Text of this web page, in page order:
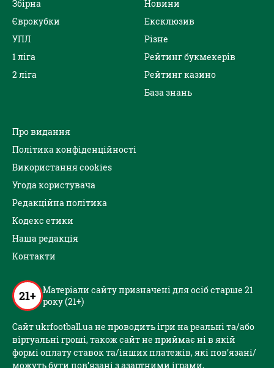
Збірна
Єврокубки
УПЛ
1 ліга
2 ліга
Новини
Ексклюзив
Різне
Рейтинг букмекерів
Рейтинг казино
База знань
Про видання
Політика конфіденційності
Використання cookies
Угода користувача
Редакційна політика
Кодекс етики
Наша редакція
Контакти
21+ Матеріали сайту призначені для осіб старше 21
року (21+)
Сайт ukrfootball.ua не проводить ігри на реальні та/або
віртуальні гроші, також сайт не приймає ні в якій
формі оплату ставок та/інших платежів, які пов’язані/
можуть бути пов’язані з азартними іграми,